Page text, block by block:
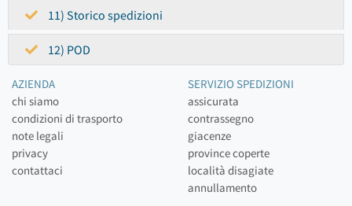
11) Storico spedizioni
12) POD
AZIENDA
chi siamo
condizioni di trasporto
note legali
privacy
contattaci
SERVIZIO SPEDIZIONI
assicurata
contrassegno
giacenze
province coperte
località disagiate
annullamento